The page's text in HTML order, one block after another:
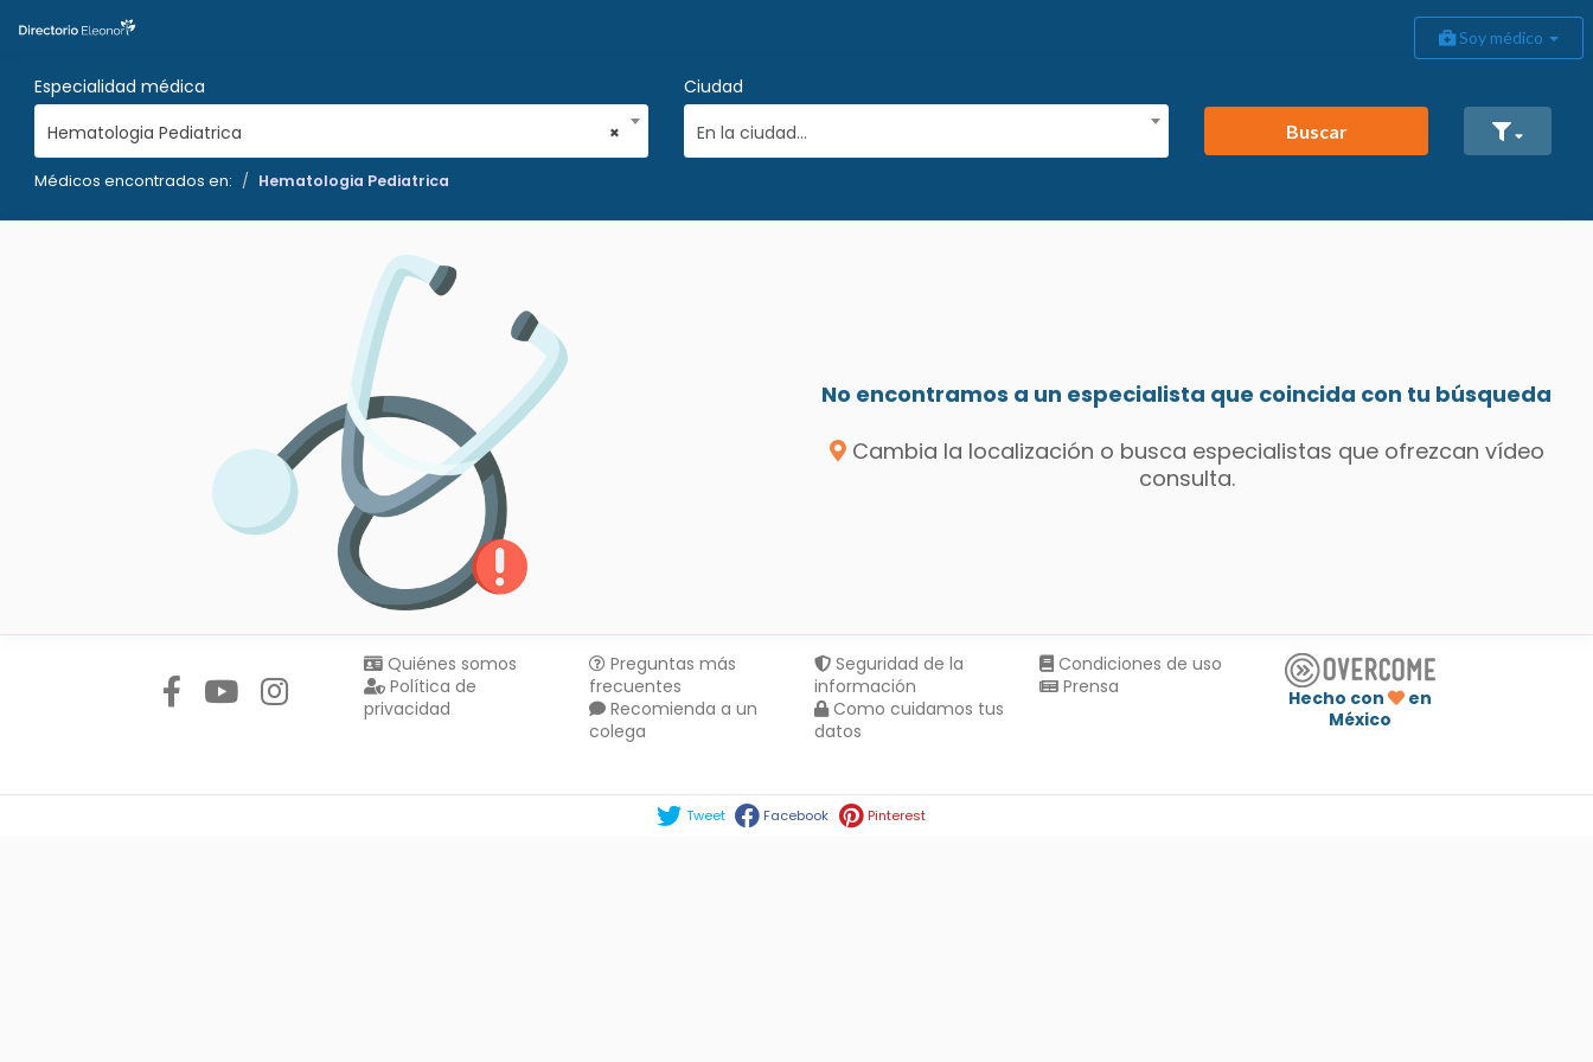
Soy médico
Especialidad médica
×
Hematologia Pediatrica
Ciudad
En la ciudad...
Buscar
Médicos encontrados en: Hematologia Pediatrica
No encontramos a un especialista que coincida con tu búsqueda
Cambia la localización o busca especialistas que ofrezcan vídeo
consulta.
Quiénes somos
Política de
privacidad
Preguntas más
frecuentes
Recomienda a un
colega
Seguridad de la
información
Como cuidamos tus
datos
Condiciones de uso
Prensa
Hecho con
en
México
Tweet Facebook Pinterest